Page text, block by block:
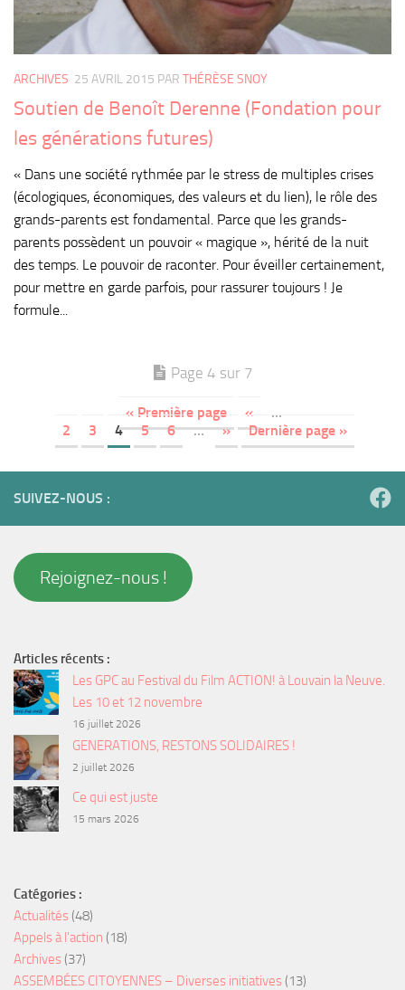
ARCHIVES 25 AVRIL 2015 PAR THÉRÈSE SNOY
Soutien de Benoît Derenne (Fondation pour
les générations futures)
« Dans une société rythmée par le stress de multiples crises
(écologiques, économiques, des valeurs et du lien), le rôle des
grands-parents est fondamental. Parce que les grands-
parents possèdent un pouvoir « magique », hérité de la nuit
des temps. Le pouvoir de raconter. Pour éveiller certainement,
pour mettre en garde parfois, pour rassurer toujours ! Je
formule...
Page 4 sur 7
« Première page «
…
2
3 4 5 6 … » Dernière page »
SUIVEZ-NOUS :
Rejoignez-nous !
Articles récents :
Les GPC au Festival du Film ACTION! à Louvain la Neuve.
Les 10 et 12 novembre
16 juillet 2026
GENERATIONS, RESTONS SOLIDAIRES !
2 juillet 2026
Ce qui est juste
15 mars 2026
Catégories :
Actualités (48)
Appels à l'action (18)
Archives (37)
ASSEMBÉES CITOYENNES – Diverses initiatives (13)